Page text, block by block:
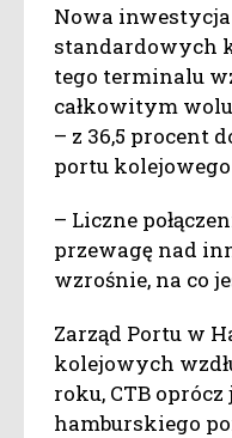
Nowa
standardowych
tego terminalu
całkowitym
– z 36,5 procent
portu
– Liczne
przewagę nad
wzrośnie, na co
Zarząd Portu w
kolejowych
roku, CTB
hamburskiego